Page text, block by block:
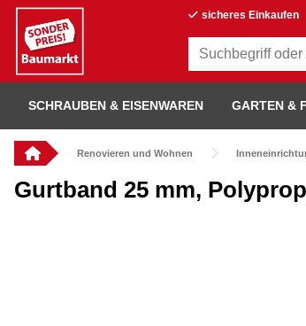
sicheres Einkaufen
SCHRAUBEN & EISENWAREN GARTEN &
Renovieren und Wohnen
Gurtband 25 mm,